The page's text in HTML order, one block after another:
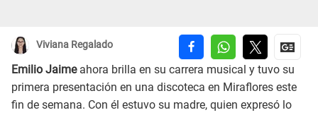
Viviana Regalado
Emilio Jaimeahora brilla en su carrera musical y tuvo su
primera presentación en una discoteca en Miraflores este
fin de semana. Con él estuvo su madre, quien expresó lo